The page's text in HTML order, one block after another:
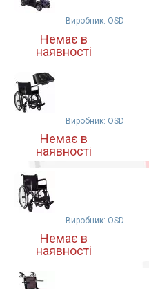
Виробник: OSD
Немає в
наявності
Виробник: OSD
Немає в
наявності
Виробник: OSD
Немає в
наявності